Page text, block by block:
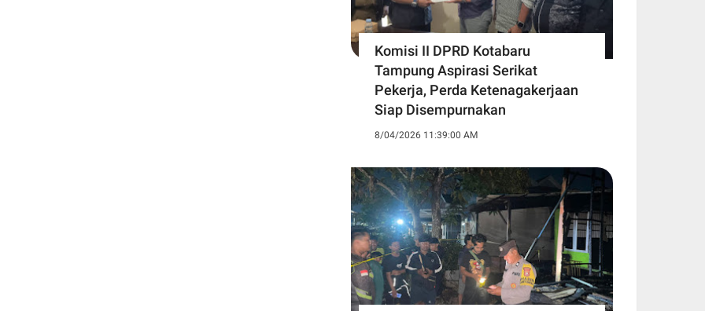
Komisi II DPRD Kotabaru
Tampung Aspirasi Serikat
Pekerja, Perda Ketenagakerjaan
Siap Disempurnakan
8/04/2026 11:39:00 AM